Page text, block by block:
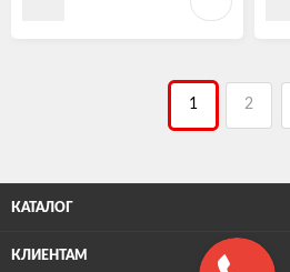
1 2
КАТАЛОГ
КЛИЕНТАМ